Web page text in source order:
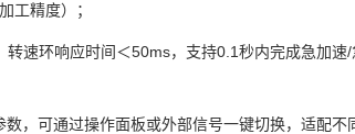
工精度）；
速环响应时间＜50ms，支持0.1秒内完成急加
，可通过操作面板或外部信号一键切换，适配不